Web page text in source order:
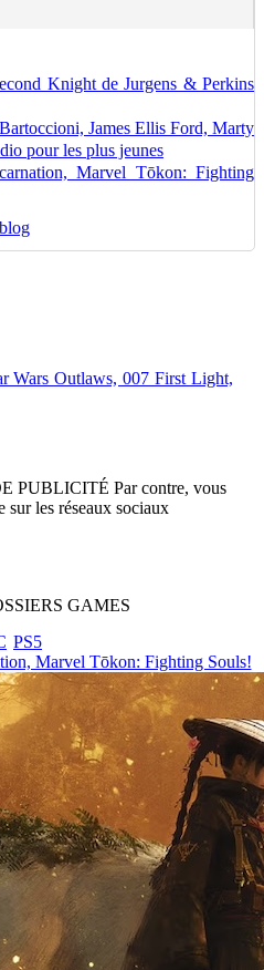
Knight de Jurgens & Perkins
James Ellis Ford, Marty
pour les plus jeunes
Marvel Tōkon: Fighting
Wars Outlaws, 007 First Light,
PUBLICITÉ Par contre, vous
sur les réseaux sociaux
GAMES
PS5
Marvel Tōkon: Fighting Souls!